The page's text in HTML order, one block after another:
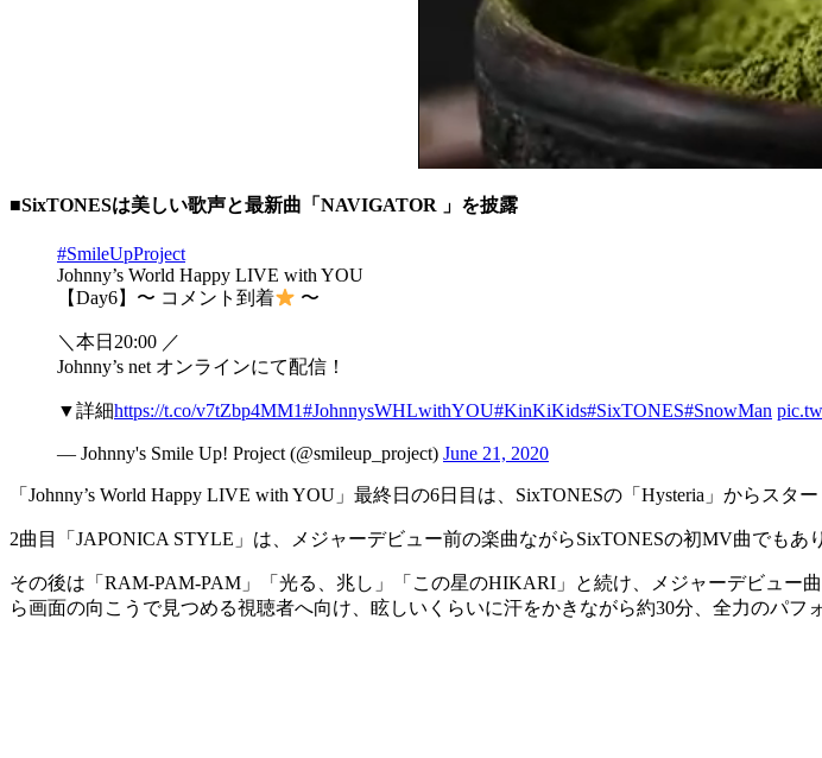
■SixTONESは美しい歌声と最新曲「NAVIGATOR 」を披露
#SmileUpProject
Johnny’s World Happy LIVE with YOU
【Day6】〜 コメント到着
〜
＼本日20:00 ／
Johnny’s net オンラインにて配信！
▼詳細https://t.co/v7tZbp4MM1#JohnnysWHLwithYOU#KinKiKids#SixTONES#SnowMan
— Johnny's Smile Up! Project (@smileup_project) June 21, 2020
「Johnny’s World Happy LIVE with YOU」最終日の6日目は、SixTONESの「Hysteria」からス
2曲目「JAPONICA STYLE」は、メジャーデビュー前の楽曲ながらSixTONESの初MV曲でもあ
その後は「RAM-PAM-PAM」「光る、兆し」「この星のHIKARI」と続け、メジャーデビュー
ら画面の向こうで見つめる視聴者へ向け、眩しいくらいに汗をかきながら約30分、全力のパフ